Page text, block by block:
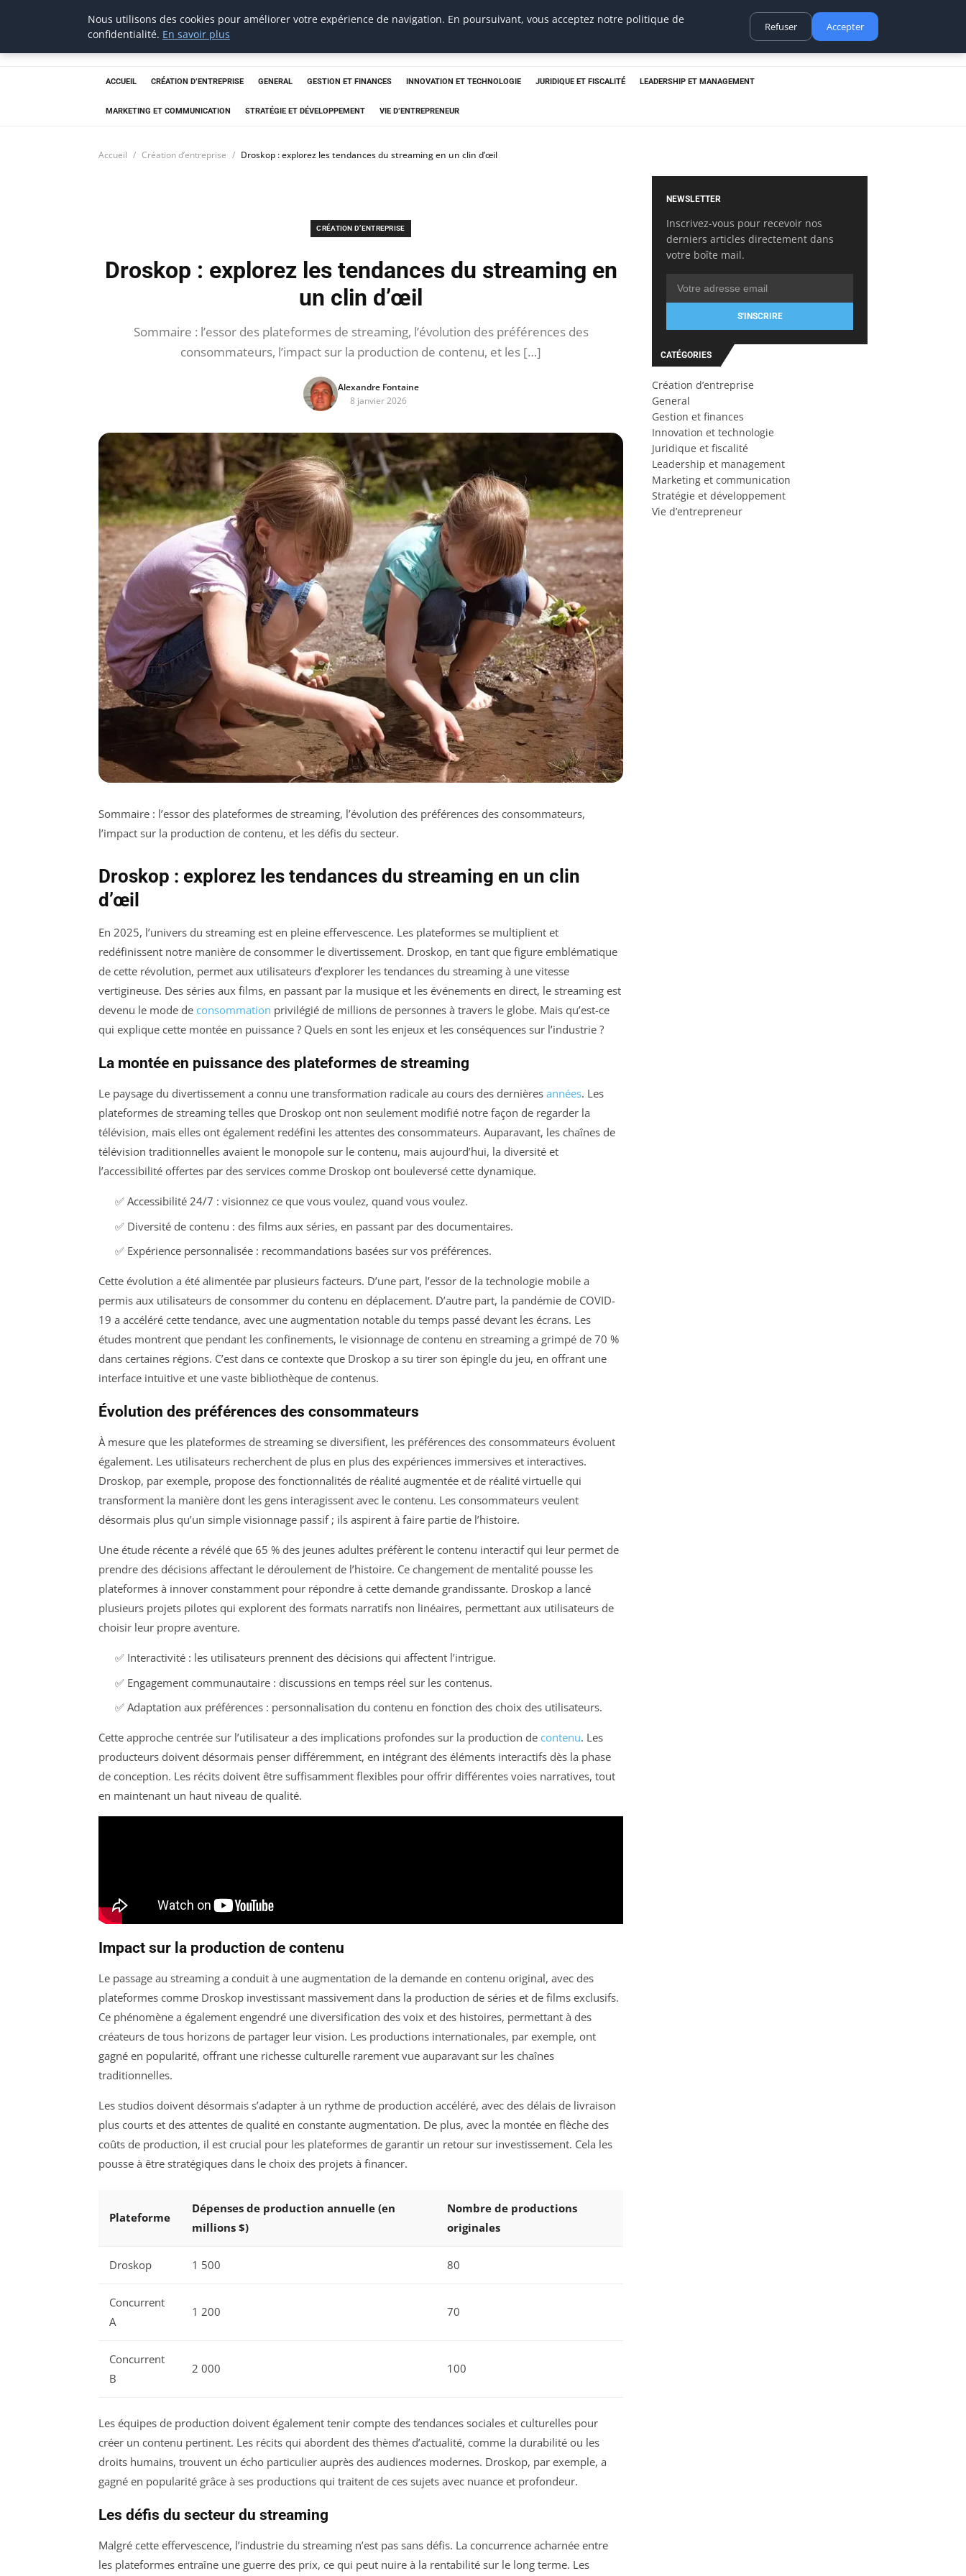
Aecme
ACCUEIL CRÉATION D’ENTREPRISE GENERAL GESTION ET FINANCES INNOVATION ET TECHNOLOGIE JURIDIQUE ET FISCALITÉ LEADERSHIP ET MANAGEMENT
MARKETING ET COMMUNICATION STRATÉGIE ET DÉVELOPPEMENT VIE D’ENTREPRENEUR
Accueil Création d’entreprise Droskop : explorez les tendances du streaming en un clin d’œil
CRÉATION D’ENTREPRISE
Droskop : explorez les tendances du streaming en
un clin d’œil
Sommaire : l’essor des plateformes de streaming, l’évolution des préférences des
consommateurs, l’impact sur la production de contenu, et les […]
Alexandre Fontaine
8 janvier 2026
Sommaire : l’essor des plateformes de streaming, l’évolution des préférences des consommateurs,
l’impact sur la production de contenu, et les défis du secteur.
Droskop : explorez les tendances du streaming en un clin
d’œil
En 2025, l’univers du streaming est en pleine effervescence. Les plateformes se multiplient et
redéfinissent notre manière de consommer le divertissement. Droskop, en tant que figure emblématique
de cette révolution, permet aux utilisateurs d’explorer les tendances du streaming à une vitesse
vertigineuse. Des séries aux films, en passant par la musique et les événements en direct, le streaming est
devenu le mode de consommation privilégié de millions de personnes à travers le globe. Mais qu’est-ce
qui explique cette montée en puissance ? Quels en sont les enjeux et les conséquences sur l’industrie ?
La montée en puissance des plateformes de streaming
Le paysage du divertissement a connu une transformation radicale au cours des dernières années. Les
plateformes de streaming telles que Droskop ont non seulement modifié notre façon de regarder la
télévision, mais elles ont également redéfini les attentes des consommateurs. Auparavant, les chaînes de
télévision traditionnelles avaient le monopole sur le contenu, mais aujourd’hui, la diversité et
l’accessibilité offertes par des services comme Droskop ont bouleversé cette dynamique.
✅ Accessibilité 24/7 : visionnez ce que vous voulez, quand vous voulez.
✅ Diversité de contenu : des films aux séries, en passant par des documentaires.
✅ Expérience personnalisée : recommandations basées sur vos préférences.
Cette évolution a été alimentée par plusieurs facteurs. D’une part, l’essor de la technologie mobile a
permis aux utilisateurs de consommer du contenu en déplacement. D’autre part, la pandémie de COVID-
19 a accéléré cette tendance, avec une augmentation notable du temps passé devant les écrans. Les
études montrent que pendant les confinements, le visionnage de contenu en streaming a grimpé de 70 %
dans certaines régions. C’est dans ce contexte que Droskop a su tirer son épingle du jeu, en offrant une
interface intuitive et une vaste bibliothèque de contenus.
Évolution des préférences des consommateurs
À mesure que les plateformes de streaming se diversifient, les préférences des consommateurs évoluent
également. Les utilisateurs recherchent de plus en plus des expériences immersives et interactives.
Droskop, par exemple, propose des fonctionnalités de réalité augmentée et de réalité virtuelle qui
transforment la manière dont les gens interagissent avec le contenu. Les consommateurs veulent
désormais plus qu’un simple visionnage passif ; ils aspirent à faire partie de l’histoire.
Une étude récente a révélé que 65 % des jeunes adultes préfèrent le contenu interactif qui leur permet de
prendre des décisions affectant le déroulement de l’histoire. Ce changement de mentalité pousse les
plateformes à innover constamment pour répondre à cette demande grandissante. Droskop a lancé
plusieurs projets pilotes qui explorent des formats narratifs non linéaires, permettant aux utilisateurs de
choisir leur propre aventure.
✅ Interactivité : les utilisateurs prennent des décisions qui affectent l’intrigue.
✅ Engagement communautaire : discussions en temps réel sur les contenus.
✅ Adaptation aux préférences : personnalisation du contenu en fonction des choix des utilisateurs.
Cette approche centrée sur l’utilisateur a des implications profondes sur la production de contenu. Les
producteurs doivent désormais penser différemment, en intégrant des éléments interactifs dès la phase
de conception. Les récits doivent être suffisamment flexibles pour offrir différentes voies narratives, tout
en maintenant un haut niveau de qualité.
Impact sur la production de contenu
Le passage au streaming a conduit à une augmentation de la demande en contenu original, avec des
plateformes comme Droskop investissant massivement dans la production de séries et de films exclusifs.
Ce phénomène a également engendré une diversification des voix et des histoires, permettant à des
créateurs de tous horizons de partager leur vision. Les productions internationales, par exemple, ont
gagné en popularité, offrant une richesse culturelle rarement vue auparavant sur les chaînes
traditionnelles.
Les studios doivent désormais s’adapter à un rythme de production accéléré, avec des délais de livraison
plus courts et des attentes de qualité en constante augmentation. De plus, avec la montée en flèche des
coûts de production, il est crucial pour les plateformes de garantir un retour sur investissement. Cela les
pousse à être stratégiques dans le choix des projets à financer.
Plateforme
Dépenses de production annuelle (en
millions $)
Nombre de productions
originales
Droskop 1 500 80
Concurrent
A
1 200 70
Concurrent
B
2 000 100
Les équipes de production doivent également tenir compte des tendances sociales et culturelles pour
créer un contenu pertinent. Les récits qui abordent des thèmes d’actualité, comme la durabilité ou les
droits humains, trouvent un écho particulier auprès des audiences modernes. Droskop, par exemple, a
gagné en popularité grâce à ses productions qui traitent de ces sujets avec nuance et profondeur.
Les défis du secteur du streaming
Malgré cette effervescence, l’industrie du streaming n’est pas sans défis. La concurrence acharnée entre
les plateformes entraîne une guerre des prix, ce qui peut nuire à la rentabilité sur le long terme. Les
NEWSLETTER
Inscrivez-vous pour recevoir nos
derniers articles directement dans
votre boîte mail.
S'INSCRIRE
CATÉGORIES
Création d’entreprise
General
Gestion et finances
Innovation et technologie
Juridique et fiscalité
Leadership et management
Marketing et communication
Stratégie et développement
Vie d’entrepreneur
Nous utilisons des cookies pour améliorer votre expérience de navigation. En poursuivant, vous acceptez notre politique de
confidentialité. En savoir plus
Refuser Accepter